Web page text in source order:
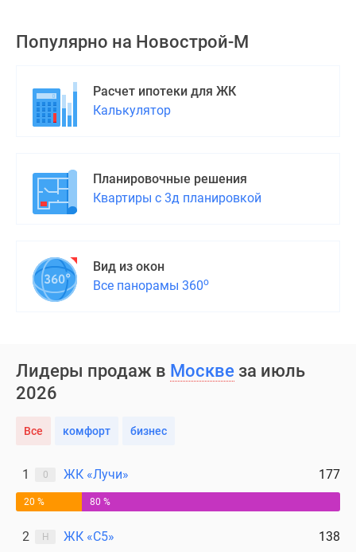
Популярно на Новострой-М
Расчет ипотеки для ЖК
Калькулятор
Планировочные решения
Квартиры с 3д планировкой
Вид из окон
Все панорамы 360о
Лидеры продаж в Москве за июль
2026
Все комфорт бизнес
1 0 ЖК «Лучи» 177
20 % 80 %
2 Н ЖК «С5» 138